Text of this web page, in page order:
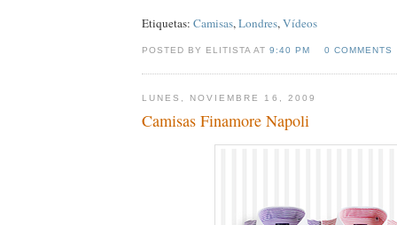
Etiquetas: Camisas,Londres,Vídeos
POSTED BY ELITISTA AT9:40 PM 0 COMMENTS
LUNES, NOVIEMBRE 16, 2009
Camisas Finamore Napoli